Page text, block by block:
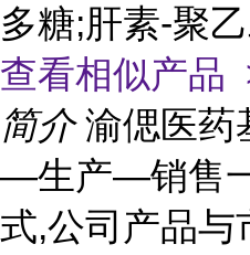
多糖;肝素-聚
查看相似产品
简介 渝偲医药
—生产—销售
式,公司产品与